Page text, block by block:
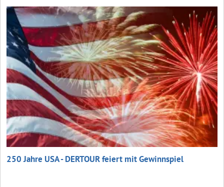
250 Jahre USA - DERTOUR feiert mit Gewinnspiel